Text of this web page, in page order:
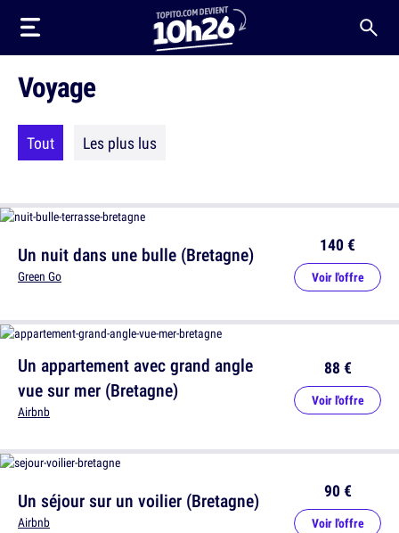
Voyage
Tout Les plus lus
Un nuit dans une bulle (Bretagne)
Green Go
140 €
Voir l'offre
Un séjour sur un voilier (Bretagne)
Airbnb
90 €
Voir l'offre
Un appartement avec grand angle
vue sur mer (Bretagne)
Airbnb
88 €
Voir l'offre